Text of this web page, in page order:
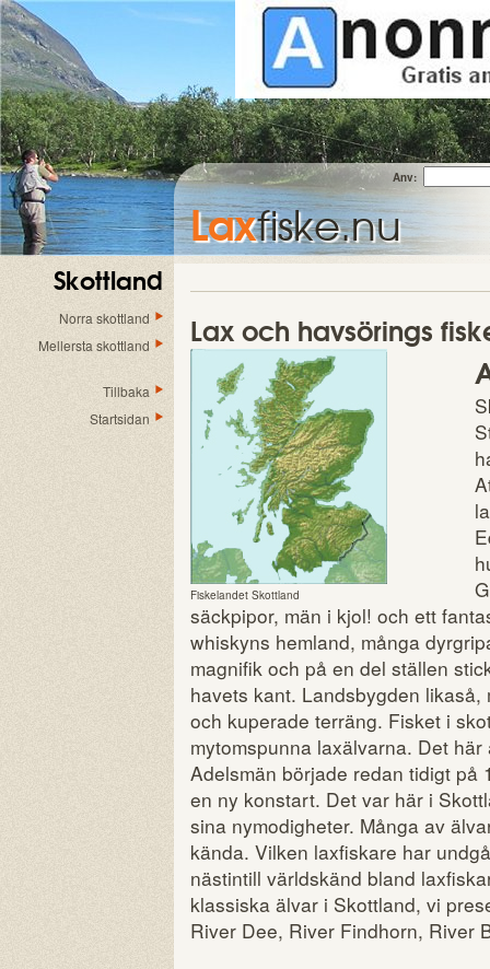
Skottland
Norra skottland
Mellersta skottland
Tillbaka
Startsidan
Anv:
Laxfiske.nu
Lax och havsörings
Fiskelandet Skottland
säckpipor, män i kjol! och ett
whiskyns hemland, många
magnifik och på en del ställen
havets kant. Landsbygden
och kuperade terräng. Fisket i
mytomspunna laxälvarna. Det
Adelsmän började redan tidigt på
en ny konstart. Det var här i
sina nymodigheter. Många av
kända. Vilken laxfiskare har
nästintill världskänd bland
klassiska älvar i Skottland, vi
River Dee, River Findhorn, River